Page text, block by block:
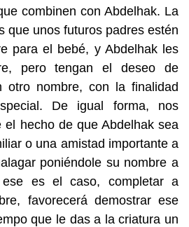
combinen con Abdelhak. La
que unos futuros padres estén
para el bebé, y Abdelhak les
pero tengan el deseo de
otro nombre, con la finalidad
De igual forma, nos
el hecho de que Abdelhak sea
o una amistad importante a
poniéndole su nombre a
es el caso, completar a
favorecerá demostrar ese
que le das a la criatura un